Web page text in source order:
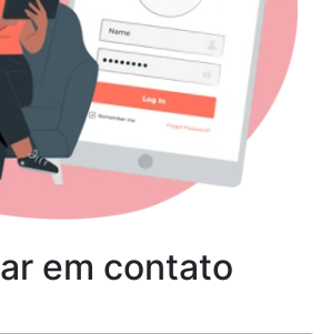
em contato